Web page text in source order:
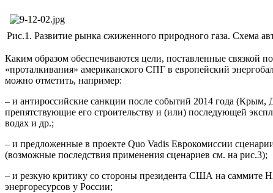
Рис.1. Развитие рынка сжиженного природного газа. Схема
Каким образом обеспечиваются цели, поставленные связкой
«проталкивания» американского СПГ в европейский
можно отметить, например:
– и антироссийские санкции после событий 2014 года (Крым,
препятствующие его строительству и (или) последующей
водах и др.;
– и предложенные в проекте Quo Vadis Еврокомиссии
(возможные последствия применения сценариев см. на рис.3);
– и резкую критику со стороны президента США на саммите
энергоресурсов у России;